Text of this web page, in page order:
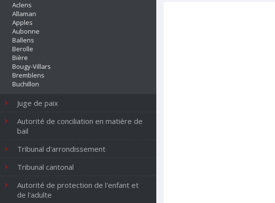
Aclens
Allaman
Apples
Aubonne
Ballens
Berolle
Bière
Bougy-Villars
Bremblens
Buchillon
Chavannes-le-Veyron
Chevilly
Chigny
Clarmont
Cossonay
Cottens (VD)
Cuarnens
Denens
Denges
Echandens
Echichens
Juge de paix
Autorité de conciliation en matière de
bail
Tribunal d'arrondissement
Tribunal cantonal
Autorité de protection de l'enfant et
de l'adulte